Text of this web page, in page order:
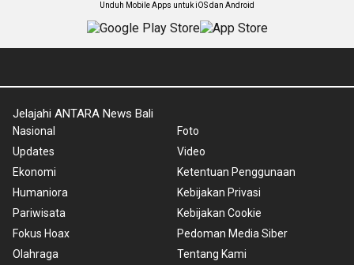
Unduh Mobile Apps untuk iOS dan Android
Jelajahi ANTARA News Bali
Nasional
Updates
Ekonomi
Humaniora
Pariwisata
Fokus Hoax
Olahraga
Foto
Video
Ketentuan Penggunaan
Kebijakan Privasi
Kebijakan Cookie
Pedoman Media Siber
Tentang Kami